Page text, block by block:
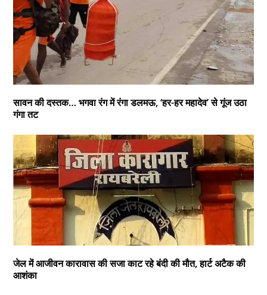
सावन की दस्तक… भगवा रंग में रंगा डलमऊ, ‘हर-हर महादेव’ से गूंज उठा
गंगा तट
जेल में आजीवन कारावास की सजा काट रहे बंदी की मौत, हार्ट अटैक की
आशंका